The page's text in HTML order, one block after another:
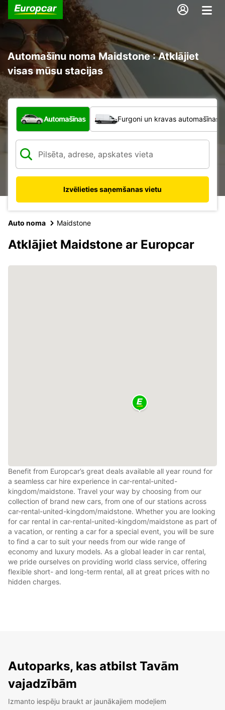
Automašīnu noma Maidstone : Atklājiet
visas mūsu stacijas
Kāda veida transportlīdzeklis?
Automašīnas Furgoni un kravas automašīnas
Izvēlieties saņemšanas vietu
Auto noma Maidstone
Atklājiet Maidstone ar Europcar
Benefit from Europcar’s great deals available all year round for
a seamless car hire experience in car-rental-united-
kingdom/maidstone. Travel your way by choosing from our
collection of brand new cars, from one of our stations across
car-rental-united-kingdom/maidstone. Whether you are looking
for car rental in car-rental-united-kingdom/maidstone as part of
a vacation, or renting a car for a special event, you will be sure
to find a car to suit your needs from our wide range of
economy and luxury models. As a global leader in car rental,
we pride ourselves on providing world class service, offering
flexible short- and long-term rental, all at great prices with no
hidden charges.
Autoparks, kas atbilst Tavām
vajadzībām
Izmanto iespēju braukt ar jaunākajiem modeļiem